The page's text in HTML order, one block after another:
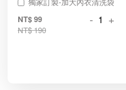
NT$ 99
NT$ 190
- +